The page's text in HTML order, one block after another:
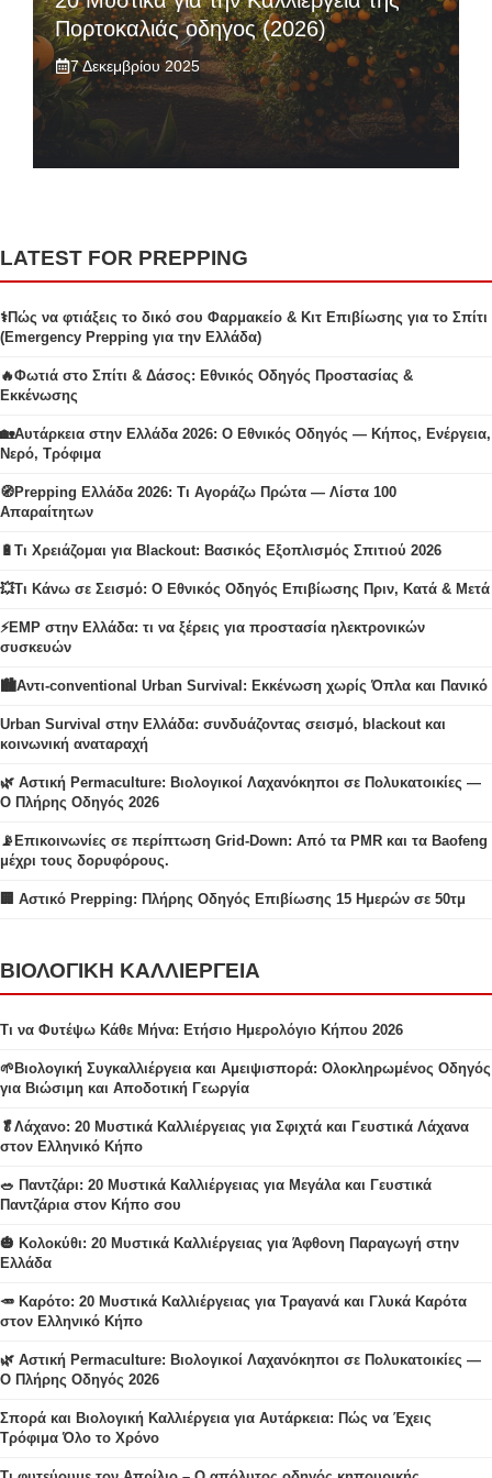
Πορτοκαλιάς οδηγος (2026)
7 Δεκεμβρίου 2025
LATEST FOR PREPPING
⚕️Πώς να φτιάξεις το δικό σου Φαρμακείο & Κιτ Επιβίωσης για το Σπίτι
(Emergency Prepping για την Ελλάδα)
🔥Φωτιά στο Σπίτι & Δάσος: Εθνικός Οδηγός Προστασίας &
Εκκένωσης
🏡Αυτάρκεια στην Ελλάδα 2026: Ο Εθνικός Οδηγός — Κήπος, Ενέργεια,
Νερό, Τρόφιμα
🧭Prepping Ελλάδα 2026: Τι Αγοράζω Πρώτα — Λίστα 100
Απαραίτητων
🔋Τι Χρειάζομαι για Blackout: Βασικός Εξοπλισμός Σπιτιού 2026
💥Τι Κάνω σε Σεισμό: Ο Εθνικός Οδηγός Επιβίωσης Πριν, Κατά & Μετά
⚡EMP στην Ελλάδα: τι να ξέρεις για προστασία ηλεκτρονικών
συσκευών
🏙️Αντι-conventional Urban Survival: Εκκένωση χωρίς Όπλα και Πανικό
Urban Survival στην Ελλάδα: συνδυάζοντας σεισμό, blackout και
κοινωνική αναταραχή
🌿 Αστική Permaculture: Βιολογικοί Λαχανόκηποι σε Πολυκατοικίες —
Ο Πλήρης Οδηγός 2026
📡Επικοινωνίες σε περίπτωση Grid-Down: Από τα PMR και τα Baofeng
μέχρι τους δορυφόρους.
🏢 Αστικό Prepping: Πλήρης Οδηγός Επιβίωσης 15 Ημερών σε 50τμ
ΒΙΟΛΟΓΙΚΗ ΚΑΛΛΙΕΡΓΕΙΑ
Τι να Φυτέψω Κάθε Μήνα: Ετήσιο Ημερολόγιο Κήπου 2026
🌱Βιολογική Συγκαλλιέργεια και Αμειψισπορά: Ολοκληρωμένος Οδηγός
για Βιώσιμη και Αποδοτική Γεωργία
🥬Λάχανο: 20 Μυστικά Καλλιέργειας για Σφιχτά και Γευστικά Λάχανα
στον Ελληνικό Κήπο
🥗 Παντζάρι: 20 Μυστικά Καλλιέργειας για Μεγάλα και Γευστικά
Παντζάρια στον Κήπο σου
🎃 Κολοκύθι: 20 Μυστικά Καλλιέργειας για Άφθονη Παραγωγή στην
Ελλάδα
🥕 Καρότο: 20 Μυστικά Καλλιέργειας για Τραγανά και Γλυκά Καρότα
στον Ελληνικό Κήπο
🌿 Αστική Permaculture: Βιολογικοί Λαχανόκηποι σε Πολυκατοικίες —
Ο Πλήρης Οδηγός 2026
Σπορά και Βιολογική Καλλιέργεια για Αυτάρκεια: Πώς να Έχεις
Τρόφιμα Όλο το Χρόνο